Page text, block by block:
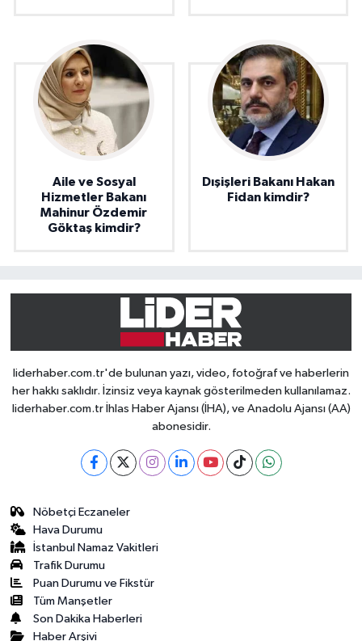
Aile ve Sosyal
Hizmetler Bakanı
Mahinur Özdemir
Göktaş kimdir?
Dışişleri Bakanı Hakan
Fidan kimdir?
liderhaber.com.tr'de bulunan yazı, video, fotoğraf ve haberlerin
her hakkı saklıdır. İzinsiz veya kaynak gösterilmeden kullanılamaz.
liderhaber.com.tr İhlas Haber Ajansı (İHA), ve Anadolu Ajansı (AA)
abonesidir.
Nöbetçi Eczaneler
Hava Durumu
İstanbul Namaz Vakitleri
Trafik Durumu
Puan Durumu ve Fikstür
Tüm Manşetler
Son Dakika Haberleri
Haber Arşivi